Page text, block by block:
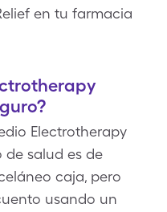
en tu farmacia
Electrotherapy
de salud es de
caja, pero
usando un